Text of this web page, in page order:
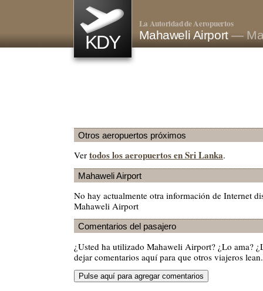
KDY
La Autoridad de Aeropuertos
Mahaweli Airport—
Otros aeropuertos próximos
Ver todos los aeropuertos en Sri Lanka.
Mahaweli Airport
No hay actualmente otra información de Internet
Mahaweli Airport
Comentarios del pasajero
¿Usted ha utilizado Mahaweli Airport? ¿Lo ama?
dejar comentarios aquí para que otros viajeros lean.